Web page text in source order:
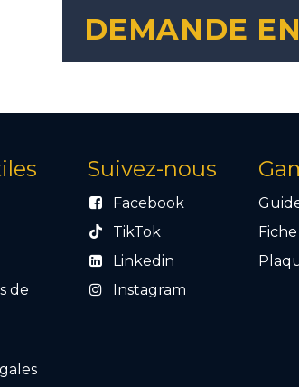
DEMANDE
de
Suivez-nous
Facebook
TikTok
Linkedin
Instagram